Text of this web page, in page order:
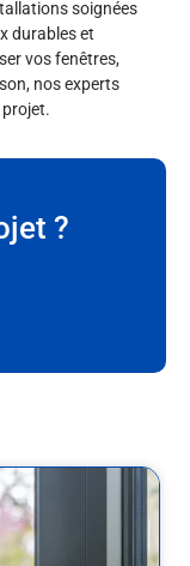
?
soignées
durables et
vos fenêtres,
nos experts